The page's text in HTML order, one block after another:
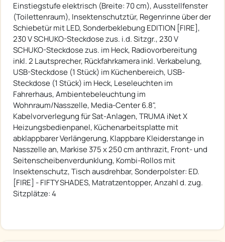
Einstiegstufe elektrisch (Breite: 70 cm), Ausstellfenster
(Toilettenraum), Insektenschutztür, Regenrinne über der
Schiebetür mit LED, Sonderbeklebung EDITION [FIRE],
230 V SCHUKO-Steckdose zus. i.d. Sitzgr., 230 V
SCHUKO-Steckdose zus. im Heck, Radiovorbereitung
inkl. 2 Lautsprecher, Rückfahrkamera inkl. Verkabelung,
USB-Steckdose (1 Stück) im Küchenbereich, USB-
Steckdose (1 Stück) im Heck, Leseleuchten im
Fahrerhaus, Ambientebeleuchtung im
Wohnraum/Nasszelle, Media-Center 6.8",
Kabelvorverlegung für Sat-Anlagen, TRUMA iNet X
Heizungsbedienpanel, Küchenarbeitsplatte mit
abklappbarer Verlängerung, Klappbare Kleiderstange in
Nasszelle an, Markise 375 x 250 cm anthrazit, Front- und
Seitenscheibenverdunklung, Kombi-Rollos mit
Insektenschutz, Tisch ausdrehbar, Sonderpolster: ED.
[FIRE] - FIFTY SHADES, Matratzentopper, Anzahl d. zug.
Sitzplätze: 4